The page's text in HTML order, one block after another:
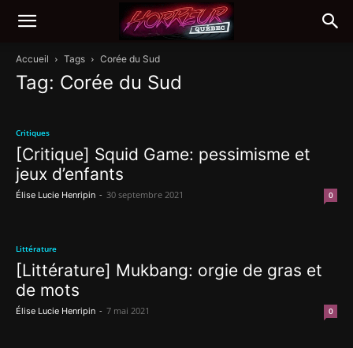
Accueil Tags Corée du Sud
Tag: Corée du Sud
Critiques
[Critique] Squid Game: pessimisme et
jeux d’enfants
Élise Lucie Henripin - 30 septembre 2021 0
Littérature
[Littérature] Mukbang: orgie de gras et
de mots
Élise Lucie Henripin - 7 mai 2021 0